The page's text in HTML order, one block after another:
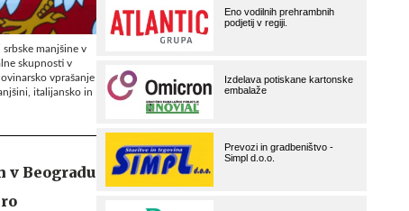
manjšine v
skupnosti v
vprašanje
italijansko in
v Beogradu